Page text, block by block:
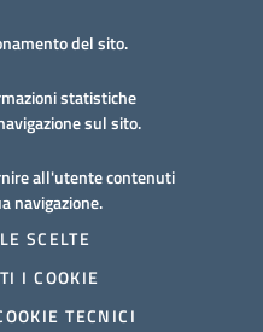
del sito.
statistiche
sul sito.
all'utente contenuti
navigazione.
SCELTE
I COOKIE
TECNICI